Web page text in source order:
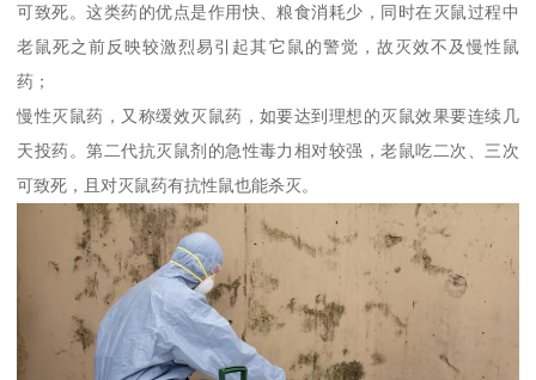
可致死。这类药的优点是作用快、粮食消耗少，同时在灭鼠过程中
老鼠死之前反映较激烈易引起其它鼠的警觉，故灭效不及慢性鼠
药；
慢性灭鼠药，又称缓效灭鼠药，如要达到理想的灭鼠效果要连续几
天投药。第二代抗灭鼠剂的急性毒力相对较强，老鼠吃二次、三次
可致死，且对灭鼠药有抗性鼠也能杀灭。